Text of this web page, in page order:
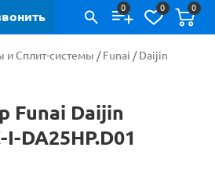
0 0 0
и Сплит-системы /Funai /Daijin
Funai Daijin
DA25HP.D01